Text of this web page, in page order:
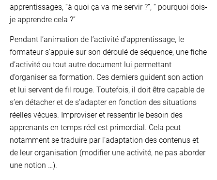
apprentissages, “à quoi ça va me servir ?”, “ pourquoi dois-
je apprendre cela ?”
Pendant l’animation de l’activité d’apprentissage, le
formateur s’appuie sur son déroulé de séquence, une fiche
d’activité ou tout autre document lui permettant
d’organiser sa formation. Ces derniers guident son action
et lui servent de fil rouge. Toutefois, il doit être capable de
s’en détacher et de s’adapter en fonction des situations
réelles vécues. Improviser et ressentir le besoin des
apprenants en temps réel est primordial. Cela peut
notamment se traduire par l’adaptation des contenus et
de leur organisation (modifier une activité, ne pas aborder
une notion …).